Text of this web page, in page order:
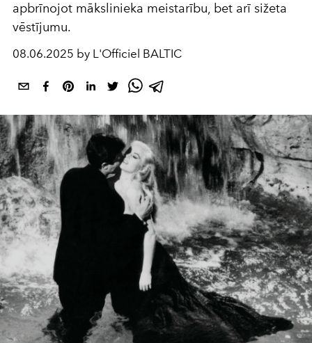
apbrīnojot mākslinieka meistarību, bet arī sižeta
vēstījumu.
08.06.2025 by L'Officiel BALTIC